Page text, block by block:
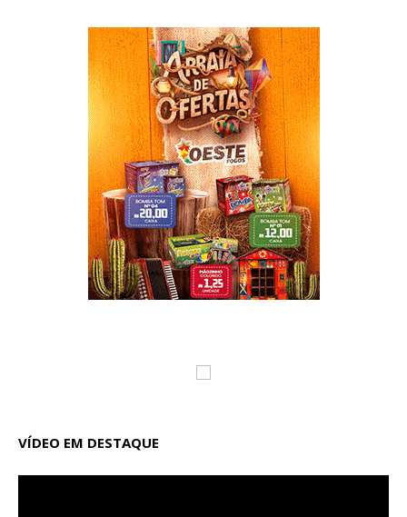
VÍDEO EM DESTAQUE